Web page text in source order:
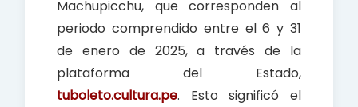
Machupicchu, que corresponden al
periodo comprendido entre el 6 y 31
de enero de 2025, a través de la
plataforma del Estado,
tuboleto.cultura.pe. Esto significó el